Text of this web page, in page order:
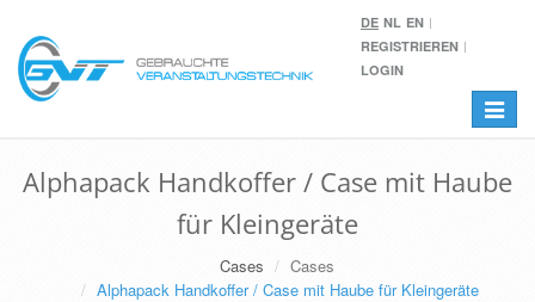
DE NL EN
REGISTRIEREN
LOGIN
Toggle
Alphapack Handkoffer / Case mit Haube
für Kleingeräte
Cases
Cases
Alphapack Handkoffer / Case mit Haube für Kleingeräte